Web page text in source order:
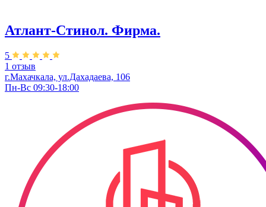
Атлант-Стинол. Фирма.
5
1 отзыв
г.Махачкала, ул.Дахадаева, 106
Пн-Вс 09:30-18:00